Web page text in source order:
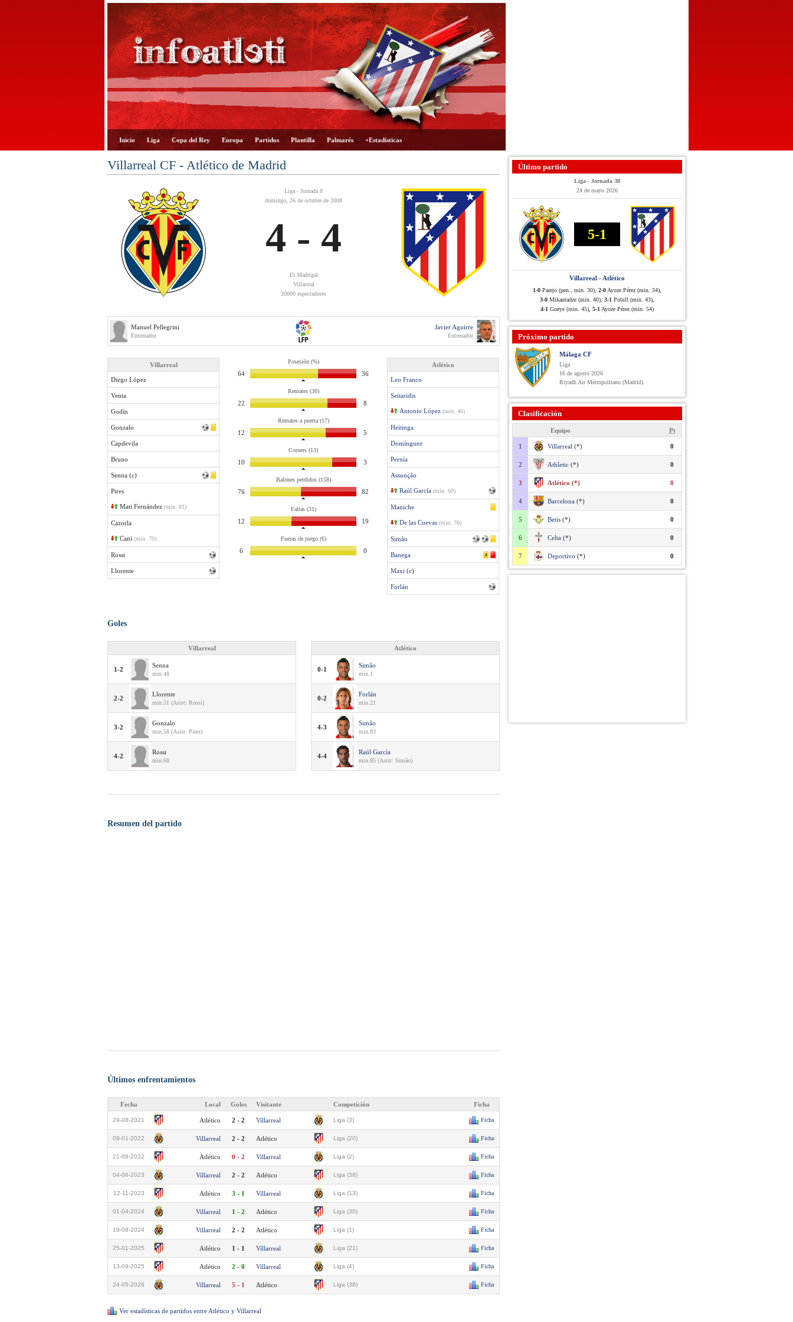
Inicio Liga Copa del Rey Europa Partidos Plantilla Palmarés +Estadísticas
Villarreal CF - Atlético de Madrid
Liga - Jornada 8
domingo, 26 de octubre de 2008
4 - 4
El Madrigal
Villarreal
20000 espectadores
Manuel Pellegrini
Entrenador
Javier Aguirre
Entrenador
Villarreal
Diego López
Venta
Godín
Gonzalo
Capdevila
Bruno
Senna (c)
Pires
Mati Fernández (min. 81)
Cazorla
Cani (min. 70)
Rossi
Llorente
Posesión (%)
64 36
Remates (30)
22 8
Remates a puerta (17)
12 5
Corners (13)
10 3
Balones perdidos (158)
76 82
Faltas (31)
12 19
Fueras de juego (6)
6 0
Atlético
Leo Franco
Seitaridis
Antonio López (min. 46)
Heitinga
Domínguez
Pernía
Assunção
Raúl García (min. 60)
Maniche
De las Cuevas (min. 76)
Simão
Banega
Maxi (c)
Forlán
Goles
Villarreal
1-2
Senna
min.48
2-2
Llorente
min.51 (Asist: Rossi)
3-2
Gonzalo
min.58 (Asist: Pires)
4-2
Rossi
min.68
Atlético
0-1
Simão
min.1
0-2
Forlán
min.21
4-3
Simão
min.83
4-4
Raúl García
min.85 (Asist: Simão)
Resumen del partido
Últimos enfrentamientos
Fecha Local Goles Visitante Competición Ficha
29-08-2021 Atlético 2 - 2 Villarreal Liga (3) Ficha
09-01-2022 Villarreal 2 - 2 Atlético Liga (20) Ficha
21-08-2022 Atlético 0 - 2 Villarreal Liga (2) Ficha
04-06-2023 Villarreal 2 - 2 Atlético Liga (38) Ficha
12-11-2023 Atlético 3 - 1 Villarreal Liga (13) Ficha
01-04-2024 Villarreal 1 - 2 Atlético Liga (30) Ficha
19-08-2024 Villarreal 2 - 2 Atlético Liga (1) Ficha
25-01-2025 Atlético 1 - 1 Villarreal Liga (21) Ficha
13-09-2025 Atlético 2 - 0 Villarreal Liga (4) Ficha
24-05-2026 Villarreal 5 - 1 Atlético Liga (38) Ficha
Ver estadísticas de partidos entre Atlético y Villarreal
Último partido
Liga - Jornada 38
24 de mayo 2026
5-1
Villarreal - Atlético
1-0 Parejo (pen., min. 30), 2-0 Ayoze Pérez (min. 34),
3-0 Mikautadze (min. 40), 3-1 Pubill (min. 43),
4-1 Gueye (min. 45), 5-1 Ayoze Pérez (min. 54)
Próximo partido
Málaga CF
Liga
16 de agosto 2026
Riyadh Air Metropolitano (Madrid)
Clasificación
Equipo Pt
1 Villarreal (*) 0
2 Athletic (*) 0
3 Atlético (*) 0
4 Barcelona (*) 0
5 Betis (*) 0
6 Celta (*) 0
7 Deportivo (*) 0